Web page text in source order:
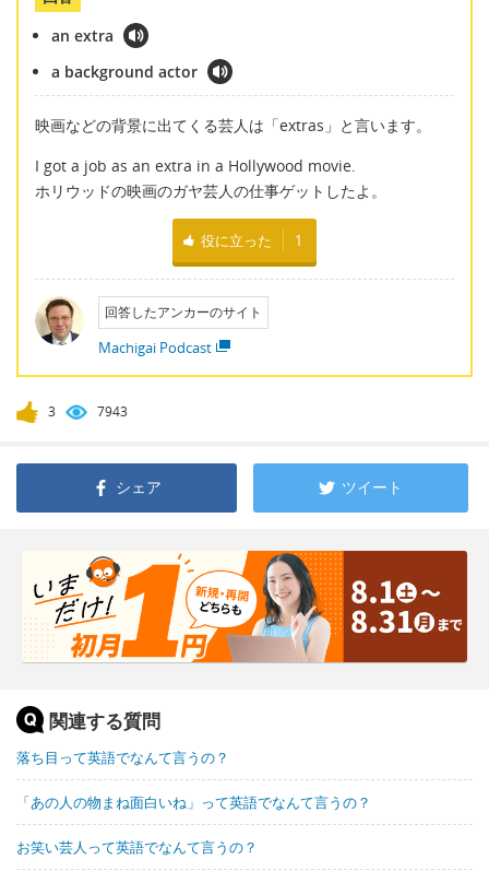
an extra
a background actor
映画などの背景に出てくる芸人は「extras」と言います。
I got a job as an extra in a Hollywood movie.
ホリウッドの映画のガヤ芸人の仕事ゲットしたよ。
役に立った 1
回答したアンカーのサイト
Machigai Podcast
3 7943
シェア ツイート
関連する質問
落ち目って英語でなんて言うの？
「あの人の物まね面白いね」って英語でなんて言うの？
お笑い芸人って英語でなんて言うの？